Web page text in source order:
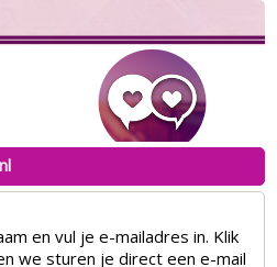
en vul je e-mailadres in. Klik
we sturen je direct een e-mail